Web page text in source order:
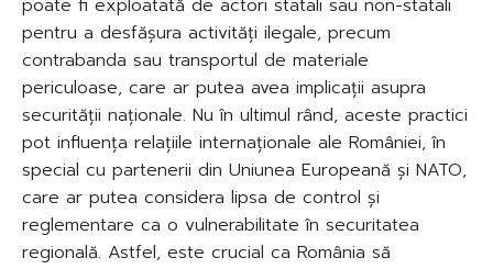
pentru a desfășura activități ilegale, precum
contrabanda sau transportul de materiale
periculoase, care ar putea avea implicații asupra
securității naționale. Nu în ultimul rând, aceste practici
pot influența relațiile internaționale ale României, în
special cu partenerii din Uniunea Europeană și NATO,
care ar putea considera lipsa de control și
reglementare ca o vulnerabilitate în securitatea
regională. Astfel, este crucial ca România să